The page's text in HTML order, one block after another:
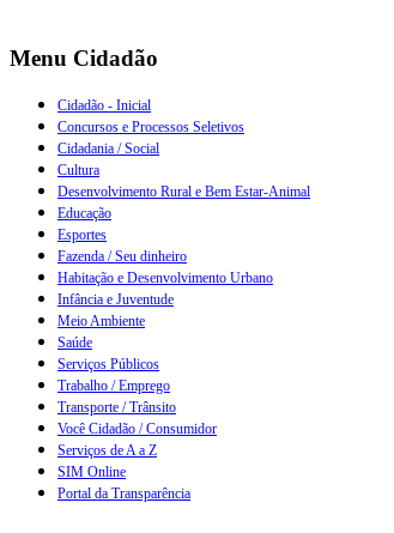
Menu Cidadão
Cidadão - Inicial
Concursos e Processos Seletivos
Cidadania / Social
Cultura
Desenvolvimento Rural e Bem Estar-Animal
Educação
Esportes
Fazenda / Seu dinheiro
Habitação e Desenvolvimento Urbano
Infância e Juventude
Meio Ambiente
Saúde
Serviços Públicos
Trabalho / Emprego
Transporte / Trânsito
Você Cidadão / Consumidor
Serviços de A a Z
SIM Online
Portal da Transparência